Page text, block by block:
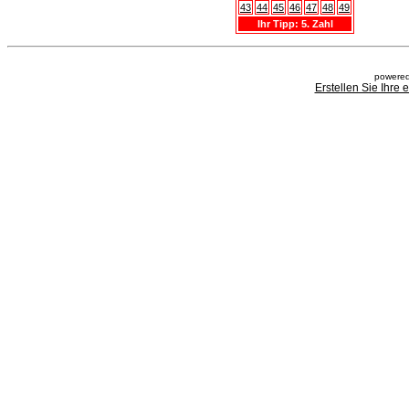
43 44 45 46 47 48 49
Ihr Tipp: 5. Zahl
Erstellen Sie Ihre